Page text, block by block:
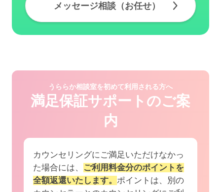
メッセージ相談（お任せ）
うららか相談室を初めて利用される方へ
満足保証サポートのご案
内
カウンセリングにご満足いただけなかっ
た場合には、
ご利用料金分のポイントを
全額返還いたします。 ポイントは、別の